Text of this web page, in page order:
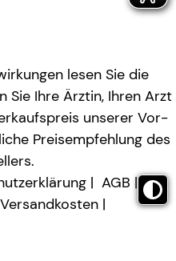
lesen Sie die
Sie Ihre Ärztin, Ihren Arzt
unserer Vor-
Preisempfehlung des
AGB
Versandkosten